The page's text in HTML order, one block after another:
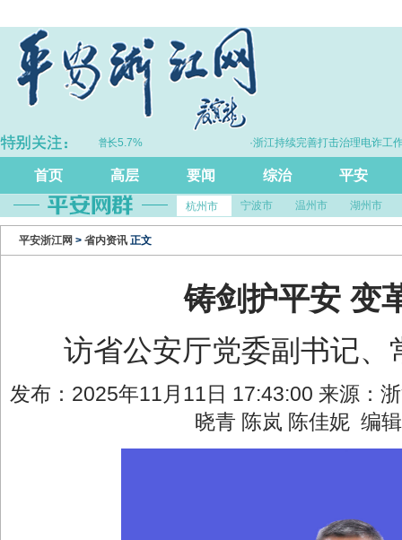
GDP同比增长5.7% ·浙江持续完善打击治理电诈工作体系
首页 高层 要闻 综治 平安
杭州市 宁波市 温州市 湖州市
平安浙江网 > 省内资讯 正文
铸剑护平安 变
访省公安厅党委副书记、
发布：2025年11月11日 17:43:00 来源：
晓青 陈岚 陈佳妮 编